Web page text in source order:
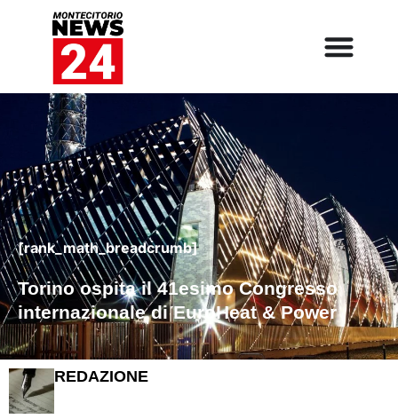
[rank_math_breadcrumb]
Torino ospita il 41esimo Congresso
internazionale di EuroHeat & Power
REDAZIONE